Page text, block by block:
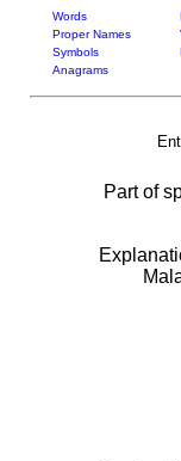
Words
Proper Names
Symbols
Anagrams
Part of